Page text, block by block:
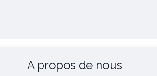
A propos de nous